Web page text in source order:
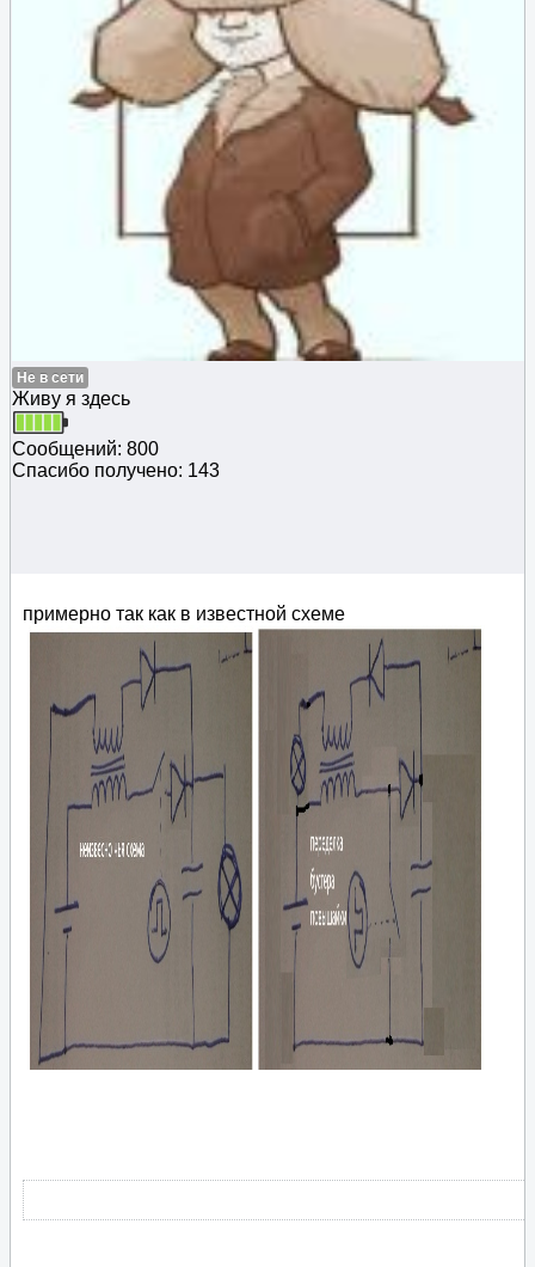
Не в сети
Живу я здесь
Сообщений: 800
Спасибо получено: 143
примерно так как в известной схеме